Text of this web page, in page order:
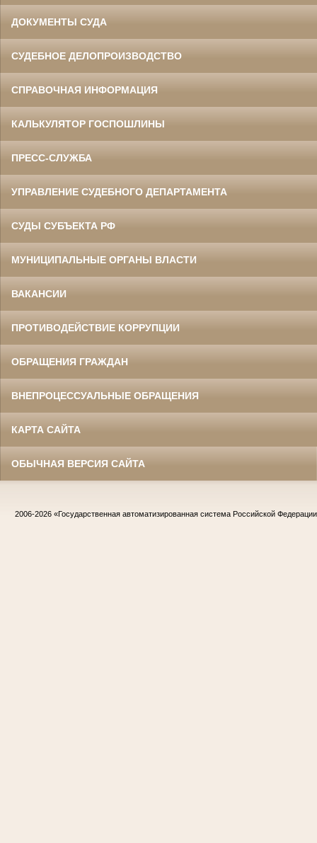
ДОКУМЕНТЫ СУДА
СУДЕБНОЕ ДЕЛОПРОИЗВОДСТВО
СПРАВОЧНАЯ ИНФОРМАЦИЯ
КАЛЬКУЛЯТОР ГОСПОШЛИНЫ
ПРЕСС-СЛУЖБА
УПРАВЛЕНИЕ СУДЕБНОГО ДЕПАРТАМЕНТА
СУДЫ СУБЪЕКТА РФ
МУНИЦИПАЛЬНЫЕ ОРГАНЫ ВЛАСТИ
ВАКАНСИИ
ПРОТИВОДЕЙСТВИЕ КОРРУПЦИИ
ОБРАЩЕНИЯ ГРАЖДАН
ВНЕПРОЦЕССУАЛЬНЫЕ ОБРАЩЕНИЯ
КАРТА САЙТА
ОБЫЧНАЯ ВЕРСИЯ САЙТА
2006-2026 «Государственная автоматизированная система Российской